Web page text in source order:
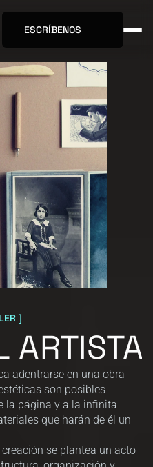
]
ARTISTA
adentrarse en una obra
son posibles
la página y a la infinita
que harán de él un
se plantea un acto
ESCRÍBENOS